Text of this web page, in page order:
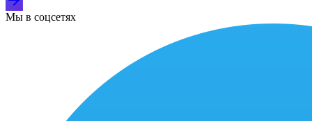
Мы в соцсетях